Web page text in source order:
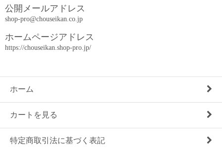
公開メールアドレス
shop-pro@chouseikan.co.jp
ホームページアドレス
https://chouseikan.shop-pro.jp/
ホーム
カートを見る
特定商取引法に基づく表記